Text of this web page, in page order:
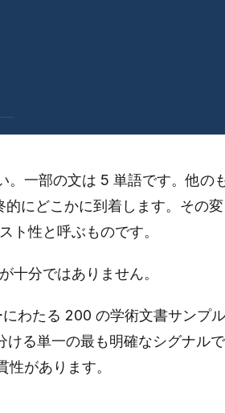
。一部の文は 5 単語です。他の
にどこかに到着します。その変
ト性と呼ぶものです。
十分ではありません。
わたる 200 の学術文書サンプ
る単一の最も明確なシグナル
があります。